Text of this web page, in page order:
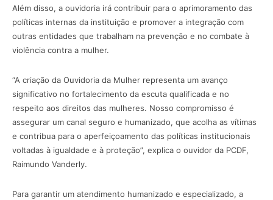
Além disso, a ouvidoria irá contribuir para o aprimoramento das
políticas internas da instituição e promover a integração com
outras entidades que trabalham na prevenção e no combate à
violência contra a mulher.
“A criação da Ouvidoria da Mulher representa um avanço
significativo no fortalecimento da escuta qualificada e no
respeito aos direitos das mulheres. Nosso compromisso é
assegurar um canal seguro e humanizado, que acolha as vítimas
e contribua para o aperfeiçoamento das políticas institucionais
voltadas à igualdade e à proteção”, explica o ouvidor da PCDF,
Raimundo Vanderly.
Para garantir um atendimento humanizado e especializado, a